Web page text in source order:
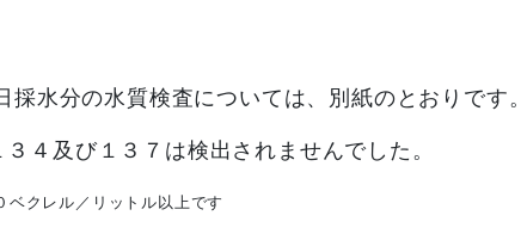
採水分の水質検査については、別紙のとおりです。
４及び１３７は検出されませんでした。
クレル／リットル以上です